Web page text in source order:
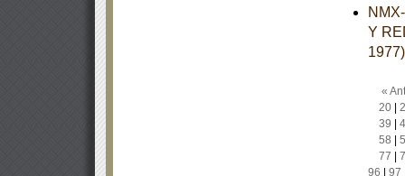
Y
«
20|
39
58
77
96
97